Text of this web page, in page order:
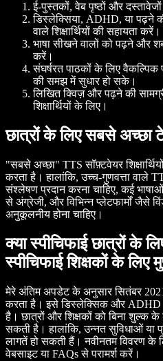
ई-पुस्तकों, वेब पृष्ठों और
डिस्लेक्सिया, ADHD, या पढ़ने
वाले शिक्षार्थियों की सहायता करें।
भाषा सीखने वालों को पढ़ने और
करें।
संघर्षरत पाठकों के लिए
की समझ में सुधार हो सके।
लिखित क्विज़ और पढ़ने की
शिक्षार्थियों के लिए।
छात्रों के लिए सबसे अच्छा
"सबसे अच्छा" TTS सॉफ़्टवेयर
करता है। हालांकि, उच्च-गुणवत्ता वाले
संश्लेषण प्रदान करना चाहिए, कई
से अंग्रेजी, और विभिन्न प्लेटफार्मों जैसे
अनुकूलनीय होना चाहिए।
क्या स्पीचिफाई छात्रों के
स्पीचिफाई शिक्षकों के लिए
मेरे अंतिम अपडेट के अनुसार सितंबर 2021
करता है। इसे डिस्लेक्सिक और ADHD
है। छात्रों और शिक्षकों को बिना शुल्क के
सकती है। हालांकि, उन्नत सुविधाओं या
लागतें हो सकती हैं। नवीनतम विवरण के
वेबसाइट या FAQs से परामर्श करें।